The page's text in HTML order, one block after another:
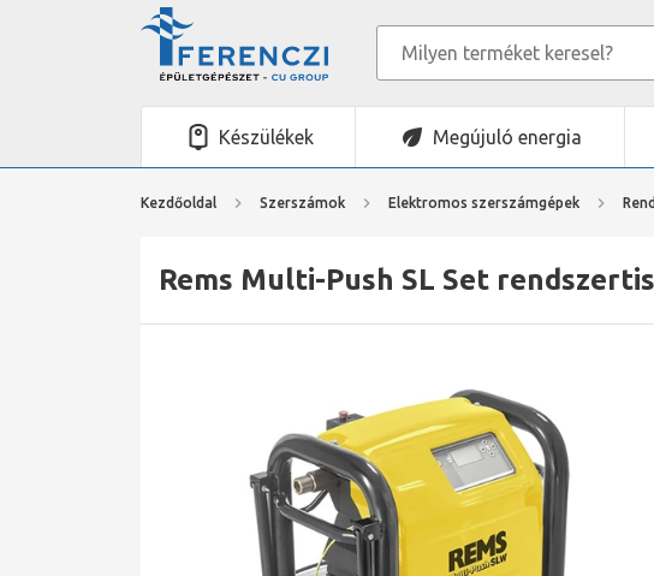
Készülékek Megújuló energia
Kezdőoldal Szerszámok Elektromos szerszámgépek
Rems Multi-Push SL Set